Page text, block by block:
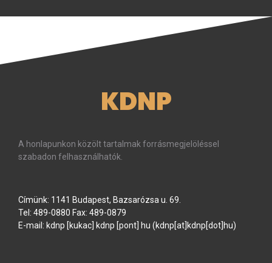
KDNP
A honlapunkon közölt tartalmak forrásmegjelöléssel
szabadon felhasználhatók.
Címünk: 1141 Budapest, Bazsarózsa u. 69.
Tel: 489-0880 Fax: 489-0879
E-mail: kdnp [kukac] kdnp [pont] hu (kdnp[at]kdnp[dot]hu)